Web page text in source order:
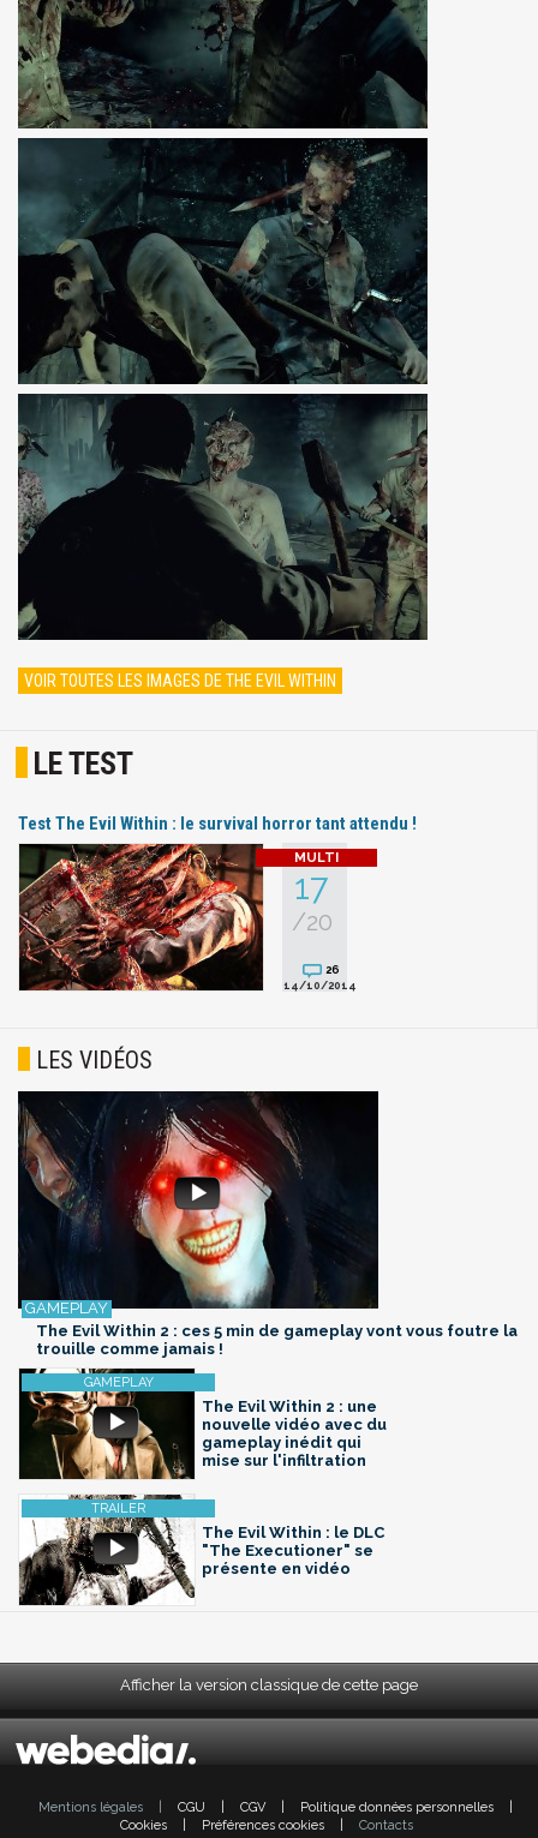
VOIR TOUTES LES IMAGES DE THE EVIL WITHIN
LE TEST
Test The Evil Within : le survival horror tant attendu !
17
/20
26
14/10/2014
LES VIDÉOS
The Evil Within 2 : ces 5 min de gameplay vont vous foutre la
trouille comme jamais !
The Evil Within 2 : une
nouvelle vidéo avec du
gameplay inédit qui
mise sur l'infiltration
The Evil Within : le DLC
"The Executioner" se
présente en vidéo
Afficher la version classique de cette page
Mentions légales CGU CGV Politique données personnelles
Cookies
Préférences cookies Contacts